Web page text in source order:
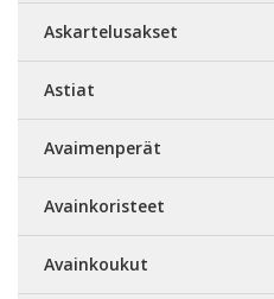
Askartelusakset
Astiat
Avaimenperät
Avainkoristeet
Avainkoukut